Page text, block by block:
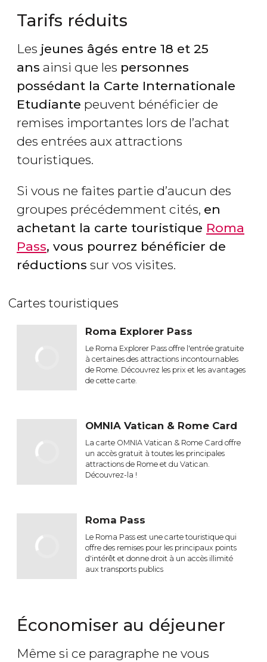
Tarifs réduits
Les jeunes âgés entre 18 et 25
ans ainsi que les personnes
possédant la Carte Internationale
Etudiante peuvent bénéficier de
remises importantes lors de l’achat
des entrées aux attractions
touristiques.
Si vous ne faites partie d’aucun des
groupes précédemment cités, en
achetant la carte touristique Roma
Pass, vous pourrez bénéficier de
réductions sur vos visites.
Cartes touristiques
Roma Explorer Pass
Le Roma Explorer Pass offre l'entrée gratuite
à certaines des attractions incontournables
de Rome. Découvrez les prix et les avantages
de cette carte.
OMNIA Vatican & Rome Card
La carte OMNIA Vatican & Rome Card offre
un accès gratuit à toutes les principales
attractions de Rome et du Vatican.
Découvrez-la !
Roma Pass
Le Roma Pass est une carte touristique qui
offre des remises pour les principaux points
d'intérêt et donne droit à un accès illimité
aux transports publics
Économiser au déjeuner
Même si ce paragraphe ne vous